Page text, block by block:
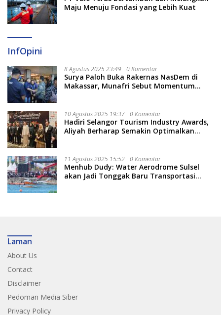
Maju Menuju Fondasi yang Lebih Kuat
InfOpini
8 Agustus 2025 23:49 0 Komentar
Surya Paloh Buka Rakernas NasDem di
Makassar, Munafri Sebut Momentum
10 Agustus 2025 19:37 0 Komentar
Hadiri Selangor Tourism Industry Awards,
Aliyah Berharap Semakin Optimalkan
11 Agustus 2025 15:52 0 Komentar
Menhub Dudy: Water Aerodrome Sulsel
akan Jadi Tonggak Baru Transportasi
Laman
About Us
Contact
Disclaimer
Pedoman Media Siber
Privacy Policy